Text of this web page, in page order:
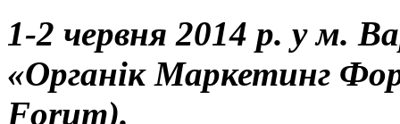
1-2 червня 2014 р. у м.
«Органік Маркетинг
Forum).